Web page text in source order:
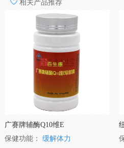
相关产品推荐
广赛牌辅酶Q10维E
保健功能： 缓解体力